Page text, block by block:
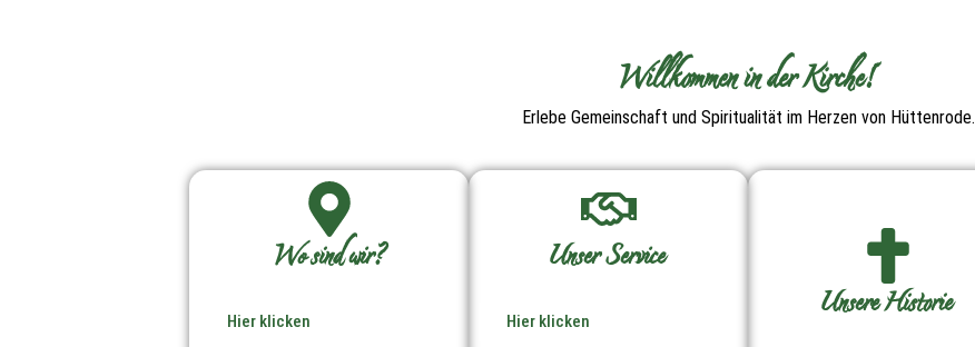
Willkommen in der Kirche!
Erlebe Gemeinschaft und Spiritualität im Herzen von Hüttenrode.
Wo sind wir?
Hier klicken
Unser Service
Hier klicken Unsere Historie